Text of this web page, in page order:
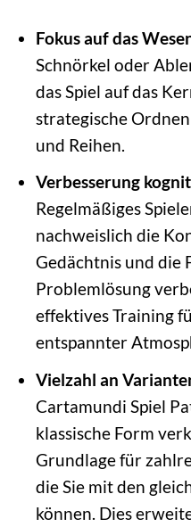
Fokus auf das
Schnörkel oder
das Spiel auf das
strategische
und Reihen.
Verbesserung
Regelmäßiges
nachweislich die
Gedächtnis und die
Problemlösung
effektives Training
entspannter
Vielzahl an
Cartamundi Spiel
klassische Form
Grundlage für
die Sie mit den
können. Dies